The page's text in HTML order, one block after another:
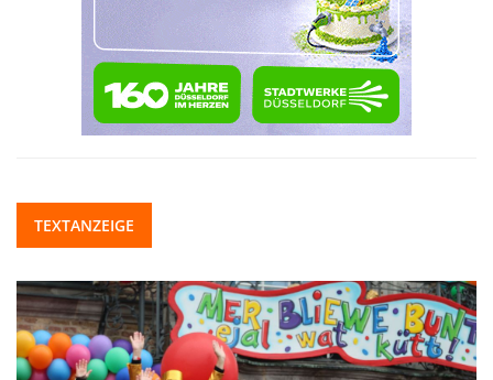
TEXTANZEIGE